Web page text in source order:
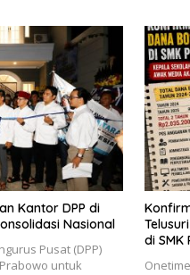
Kantor DPP di
Nasional
Pusat (DPP)
untuk
di SMK